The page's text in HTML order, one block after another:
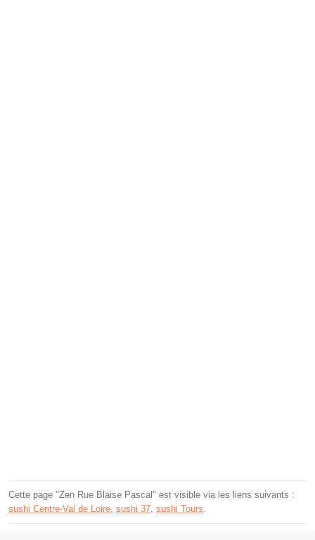
Cette page "Zen Rue Blaise Pascal" est visible via les liens suivants :
sushi Centre-Val de Loire sushi 37 sushi Tours